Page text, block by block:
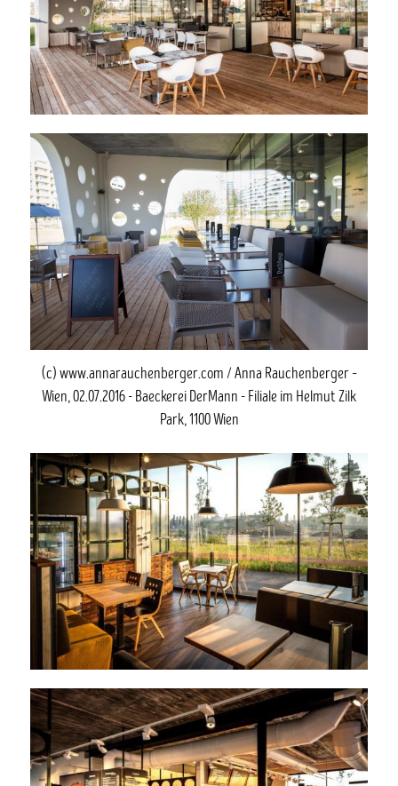
(c) www.annarauchenberger.com / Anna Rauchenberger –
Wien, 02.07.2016 - Baeckerei DerMann - Filiale im Helmut Zilk
Park, 1100 Wien